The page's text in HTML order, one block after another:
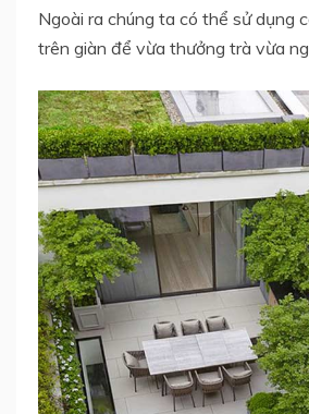
Ngoài ra chúng ta có thể sử dụng
trên giàn để vừa thưởng trà vừa